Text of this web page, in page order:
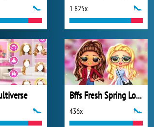
1 825x
Bffs Fresh Spring Look
436x